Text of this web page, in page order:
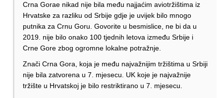
Crna Gorae nikad nije bila među najjaćim aviotržištima iz
Hrvatske za razliku od Srbije gdje je uvijek bilo mnogo
putnika za Crnu Goru. Govorite u besmislice, ne bi da u
2019. nije bilo onako 100 tjednih letova između Srbije i
Crne Gore zbog ogromne lokalne potražnje.
Znači Crna Gora, koja je među najvažnijim tržištima u Srbiji
nije bila zatvorena u 7. mjesecu. UK koje je najvažnije
tržište u Hrvatskoj je bilo restriktirano u 7. mjesecu.